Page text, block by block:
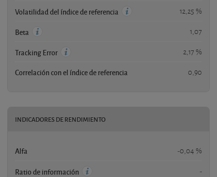
Volatilidad del índice de referencia 12,25 %
Beta 1,07
Tracking Error 2,17 %
Correlación con el índice de referencia 0,90
INDICADORES DE RENDIMIENTO
Alfa -0,04 %
Ratio de información -